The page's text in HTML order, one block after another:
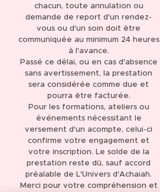
LIBÉRATION DES
MÉMOIRES KARMIQUES
LIBÉRATION DES
MÉMOIRES
TRANSGÉNÉRATIONNELLES
FORMATION
MAGNÉTISME ET SOINS
ÉNERGÉTIQUES
FORMATION
CANALISATION
BOUTIQUE EN LIGNE
chacun, toute annulation ou
demande de report d'un rendez-
vous ou d'un soin doit être
communiquée au minimum 24 heures
à l'avance.
Passé ce délai, ou en cas d'absence
sans avertissement, la prestation
sera considérée comme due et
pourra être facturée.
Pour les formations, ateliers ou
événements nécessitant le
versement d'un acompte, celui-ci
confirme votre engagement et
votre inscription. Le solde de la
prestation reste dû, sauf accord
préalable de L'Univers d'Achaiah.
Merci pour votre compréhension et